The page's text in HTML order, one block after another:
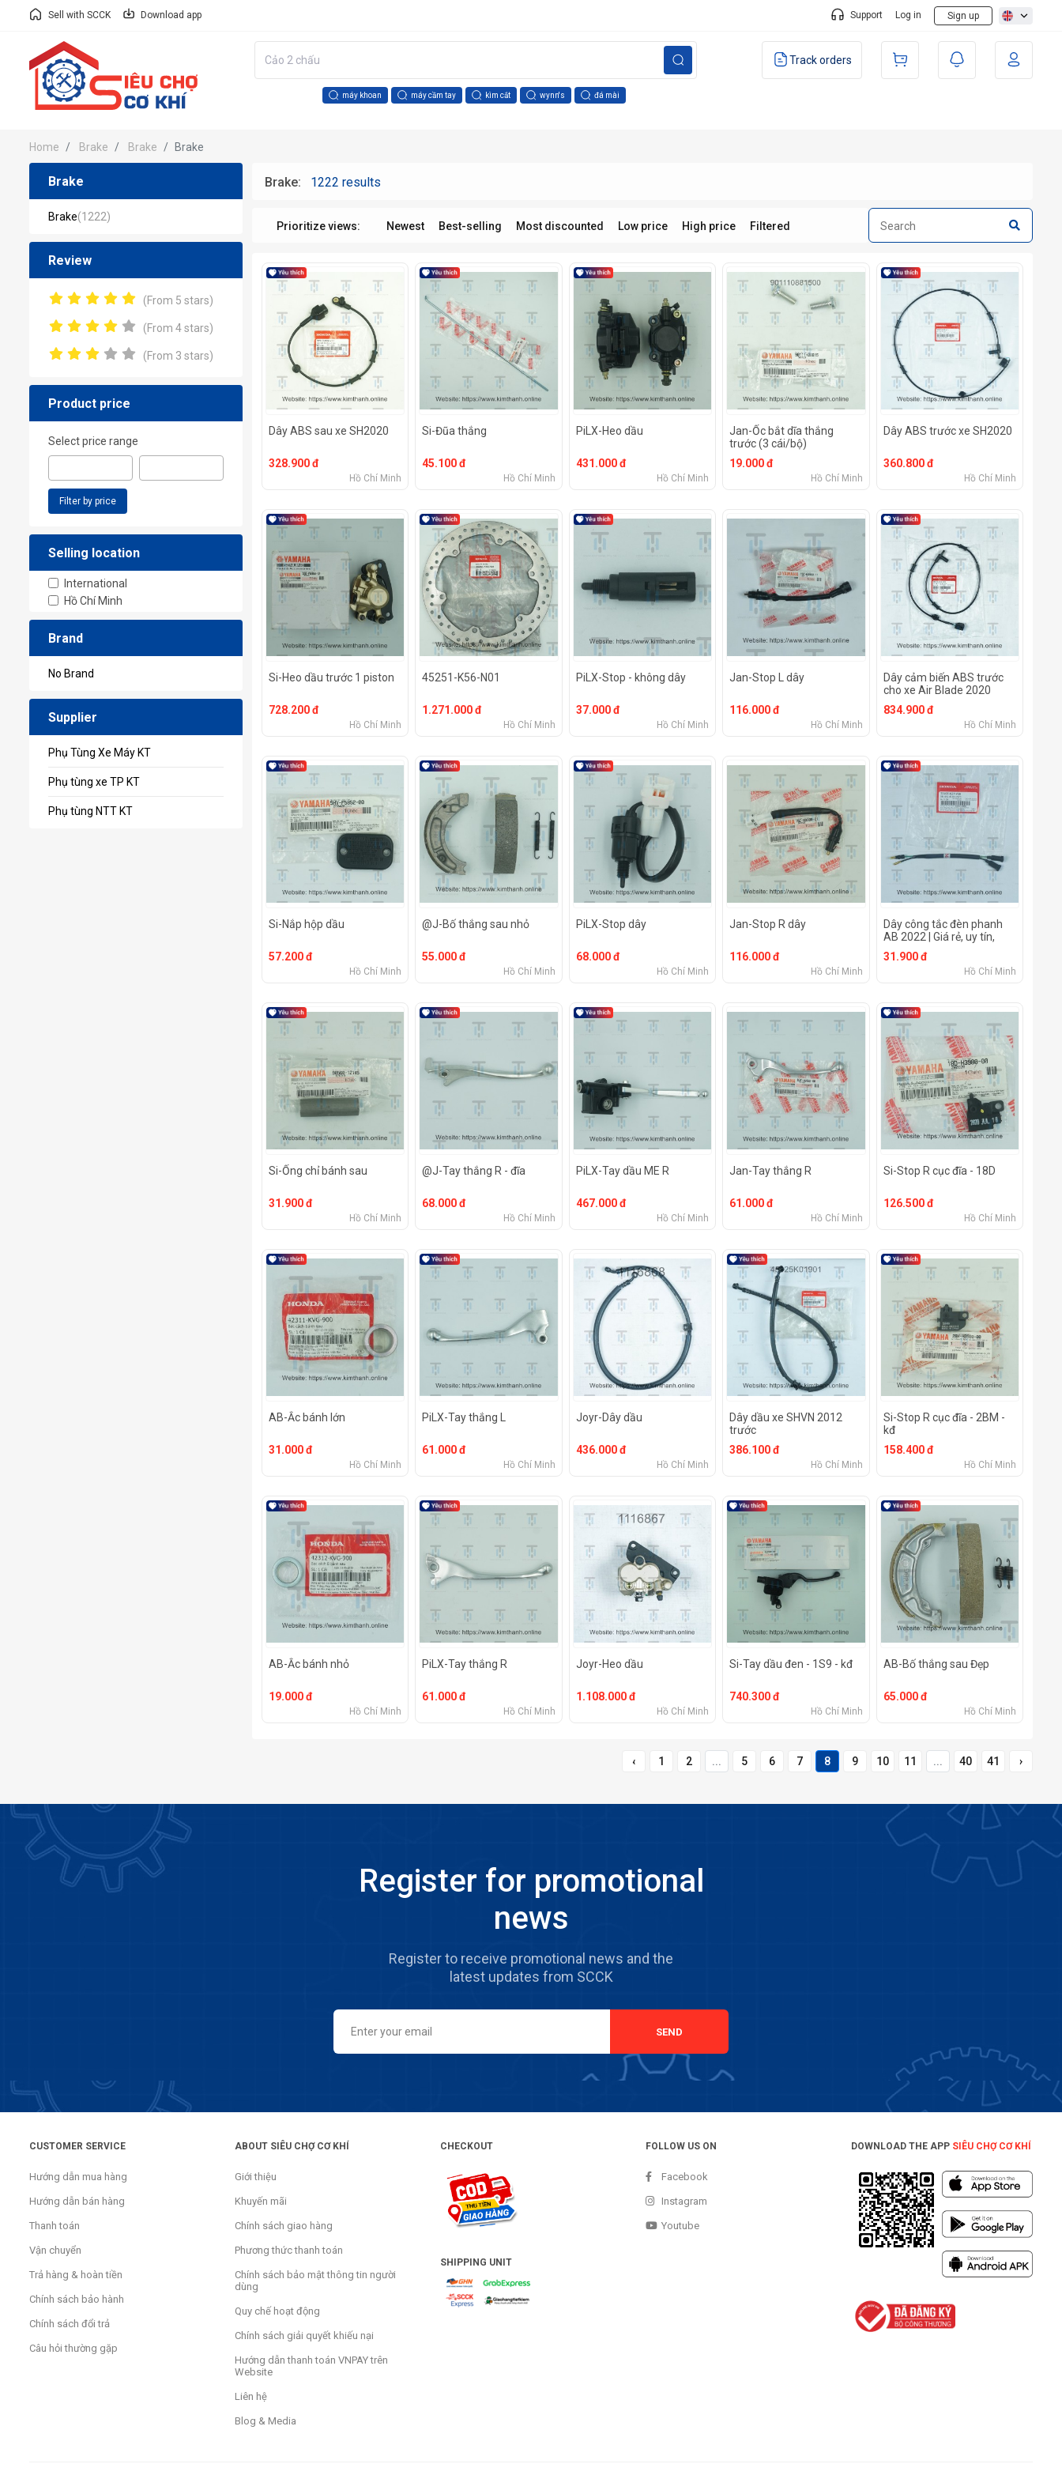
Sell with SCCK Download app Support Log in Sign up
máy khoan máy cầm tay kìm cắt wynn's đá mài
Track orders
Home Brake Brake Brake
Brake
Brake(1222)
Review
(From 5 stars)
(From 4 stars)
(From 3 stars)
Product price
Select price range
Filter by price
Selling location
International
Hồ Chí Minh
Brand
No Brand
Supplier
Phụ Tùng Xe Máy KT
Phụ tùng xe TP KT
Phụ tùng NTT KT
Brake: 1222 results
Prioritize views: Newest Best-selling Most discounted Low price High price Filtered
Dây ABS sau xe SH2020
328.900 đ
Hồ Chí Minh
Si-Đũa thắng
45.100 đ
Hồ Chí Minh
PiLX-Heo dầu
431.000 đ
Hồ Chí Minh
Jan-Ốc bắt dĩa thắng
trước (3 cái/bộ)
19.000 đ
Hồ Chí Minh
Dây ABS trước xe SH2020
360.800 đ
Hồ Chí Minh
Si-Heo dầu trước 1 piston
728.200 đ
Hồ Chí Minh
45251-K56-N01
1.271.000 đ
Hồ Chí Minh
PiLX-Stop - không dây
37.000 đ
Hồ Chí Minh
Jan-Stop L dây
116.000 đ
Hồ Chí Minh
Dây cảm biến ABS trước
cho xe Air Blade 2020
834.900 đ
Hồ Chí Minh
Si-Nắp hộp dầu
57.200 đ
Hồ Chí Minh
@J-Bố thắng sau nhỏ
55.000 đ
Hồ Chí Minh
PiLX-Stop dây
68.000 đ
Hồ Chí Minh
Jan-Stop R dây
116.000 đ
Hồ Chí Minh
Dây công tắc đèn phanh
AB 2022 | Giá rẻ, uy tín,
chất lương
31.900 đ
Hồ Chí Minh
Si-Ống chỉ bánh sau
31.900 đ
Hồ Chí Minh
@J-Tay thắng R - đĩa
68.000 đ
Hồ Chí Minh
PiLX-Tay dầu ME R
467.000 đ
Hồ Chí Minh
Jan-Tay thắng R
61.000 đ
Hồ Chí Minh
Si-Stop R cục đĩa - 18D
126.500 đ
Hồ Chí Minh
AB-Ắc bánh lớn
31.000 đ
Hồ Chí Minh
PiLX-Tay thắng L
61.000 đ
Hồ Chí Minh
Joyr-Dây dầu
436.000 đ
Hồ Chí Minh
Dây dầu xe SHVN 2012
trước
386.100 đ
Hồ Chí Minh
Si-Stop R cục đĩa - 2BM -
kđ
158.400 đ
Hồ Chí Minh
AB-Ắc bánh nhỏ
19.000 đ
Hồ Chí Minh
PiLX-Tay thắng R
61.000 đ
Hồ Chí Minh
Joyr-Heo dầu
1.108.000 đ
Hồ Chí Minh
Si-Tay dầu đen - 1S9 - kđ
740.300 đ
Hồ Chí Minh
AB-Bố thắng sau Đẹp
65.000 đ
Hồ Chí Minh
‹ 1 2 ... 5 6 7 8 9 10 11 ... 40 41 ›
Register for promotional
news
Register to receive promotional news and the
latest updates from SCCK
SEND
CUSTOMER SERVICE
Hướng dẫn mua hàng
Hướng dẫn bán hàng
Thanh toán
Vận chuyển
Trả hàng & hoàn tiền
Chính sách bảo hành
Chính sách đổi trả
Câu hỏi thường gặp
ABOUT SIÊU CHỢ CƠ KHÍ
Giới thiệu
Khuyến mãi
Chính sách giao hàng
Phương thức thanh toán
Chính sách bảo mật thông tin người
dùng
Quy chế hoạt động
Chính sách giải quyết khiếu nại
Hướng dẫn thanh toán VNPAY trên
Website
Liên hệ
Blog & Media
CHECKOUT
SHIPPING UNIT
FOLLOW US ON
Facebook
Instagram
Youtube
DOWNLOAD THE APP SIÊU CHỢ CƠ KHÍ